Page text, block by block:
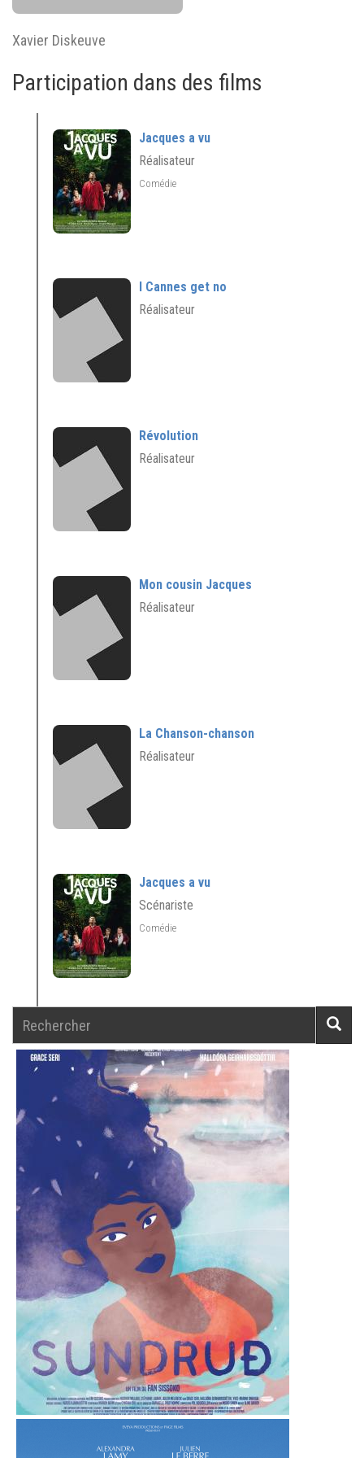
Xavier Diskeuve
Participation dans des films
Jacques a vu
Réalisateur
Comédie
I Cannes get no
Réalisateur
Révolution
Réalisateur
Mon cousin Jacques
Réalisateur
La Chanson-chanson
Réalisateur
Jacques a vu
Scénariste
Comédie